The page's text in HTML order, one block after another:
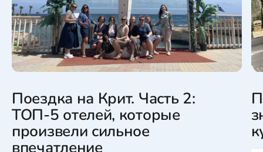
Поездка на Крит. Часть 2:
ТОП-5 отелей, которые
произвели сильное
впечатление